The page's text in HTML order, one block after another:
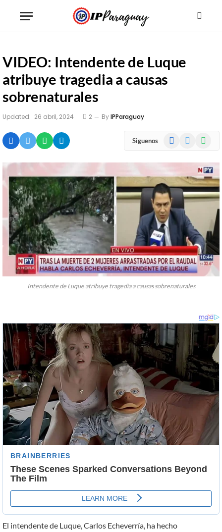
VIDEO: Intendente de Luque
atribuye tragedia a causas
sobrenaturales
Updated: 26 abril, 2024 2 ByIPParaguay
Siguenos Facebook
Intendente de Luque atribuye tragedia a causas sobrenaturales
El intendente de Luque, Carlos Echeverría, ha hecho